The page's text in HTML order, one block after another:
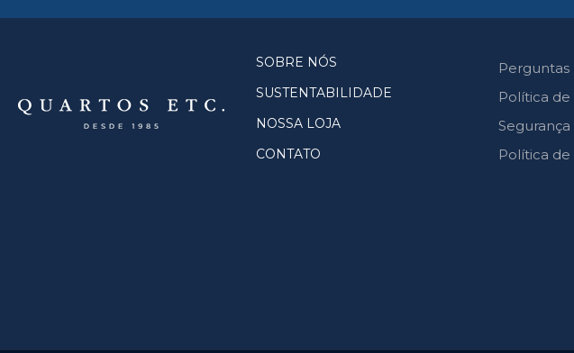
SOBRE NÓS
SUSTENTABILIDADE
NOSSA LOJA
CONTATO
Política de
Política de